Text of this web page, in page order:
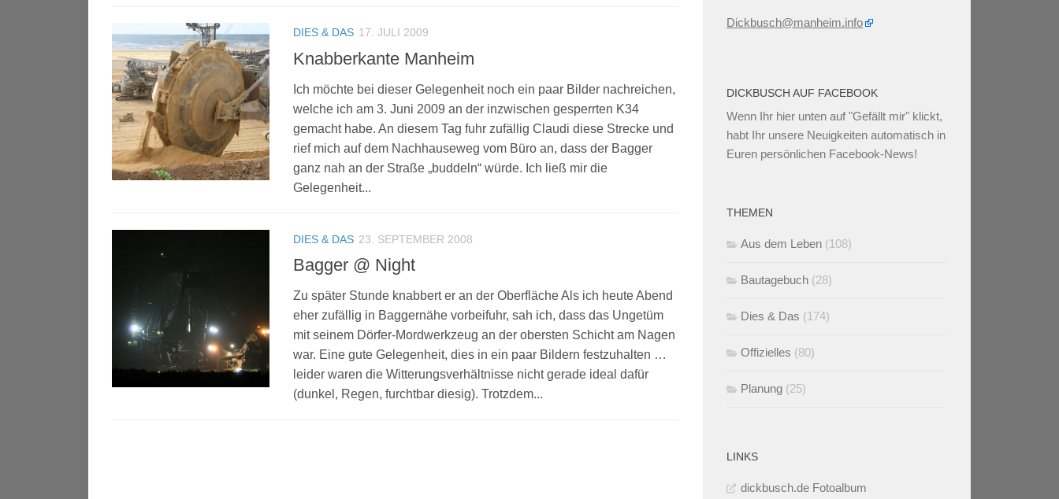
DIES & DAS 17. JULI 2009
Knabberkante Manheim
Ich möchte bei dieser Gelegenheit noch ein paar Bilder nachreichen,
welche ich am 3. Juni 2009 an der inzwischen gesperrten K34
gemacht habe. An diesem Tag fuhr zufällig Claudi diese Strecke und
rief mich auf dem Nachhauseweg vom Büro an, dass der Bagger
ganz nah an der Straße „buddeln“ würde. Ich ließ mir die
Gelegenheit...
DIES & DAS 23. SEPTEMBER 2008
Bagger @ Night
Zu später Stunde knabbert er an der Oberfläche Als ich heute Abend
eher zufällig in Baggernähe vorbeifuhr, sah ich, dass das Ungetüm
mit seinem Dörfer-Mordwerkzeug an der obersten Schicht am Nagen
war. Eine gute Gelegenheit, dies in ein paar Bildern festzuhalten …
leider waren die Witterungsverhältnisse nicht gerade ideal dafür
(dunkel, Regen, furchtbar diesig). Trotzdem...
Dickbusch@manheim.info
DICKBUSCH AUF FACEBOOK
Wenn Ihr hier unten auf "Gefällt mir" klickt,
habt Ihr unsere Neuigkeiten automatisch in
Euren persönlichen Facebook-News!
THEMEN
Aus dem Leben (108)
Bautagebuch (28)
Dies & Das (174)
Offizielles (80)
Planung (25)
LINKS
dickbusch.de Fotoalbum